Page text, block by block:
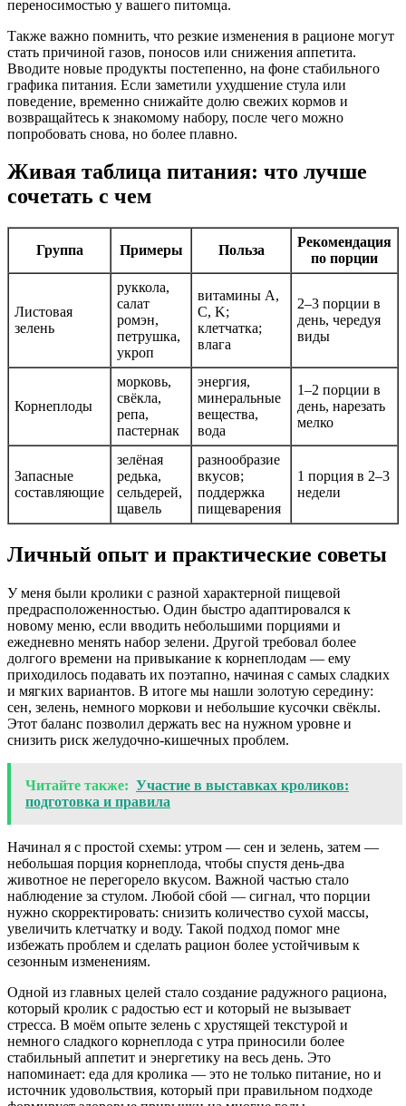
переносимостью у вашего питомца.
Также важно помнить, что резкие изменения в рационе могут
стать причиной газов, поносов или снижения аппетита.
Вводите новые продукты постепенно, на фоне стабильного
графика питания. Если заметили ухудшение стула или
поведение, временно снижайте долю свежих кормов и
возвращайтесь к знакомому набору, после чего можно
попробовать снова, но более плавно.
Живая таблица питания: что лучше
сочетать с чем
Группа Примеры Польза
Рекомендация
по порции
Листовая
зелень
руккола,
салат
ромэн,
петрушка,
укроп
витамины A,
C, K;
клетчатка;
влагa
2–3 порции в
день, чередуя
виды
Корнеплоды
морковь,
свёкла,
репа,
пастернак
энергия,
минеральные
вещества,
вода
1–2 порции в
день, нарезать
мелко
Запасные
составляющие
зелёная
редька,
сельдерей,
щавель
разнообразие
вкусов;
поддержка
пищеварения
1 порция в 2–3
недели
Личный опыт и практические советы
У меня были кролики с разной характерной пищевой
предрасположенностью. Один быстро адаптировался к
новому меню, если вводить небольшими порциями и
ежедневно менять набор зелени. Другой требовал более
долгого времени на привыкание к корнеплодам — ему
приходилось подавать их поэтапно, начиная с самых сладких
и мягких вариантов. В итоге мы нашли золотую середину:
сен, зелень, немного моркови и небольшие кусочки свёклы.
Этот баланс позволил держать вес на нужном уровне и
снизить риск желудочно-кишечных проблем.
Читайте также: Участие в выставках кроликов:
подготовка и правила
Начинал я с простой схемы: утром — сен и зелень, затем —
небольшая порция корнеплода, чтобы спустя день-два
животное не перегорело вкусом. Важной частью стало
наблюдение за стулом. Любой сбой — сигнал, что порции
нужно скорректировать: снизить количество сухой массы,
увеличить клетчатку и воду. Такой подход помог мне
избежать проблем и сделать рацион более устойчивым к
сезонным изменениям.
Одной из главных целей стало создание радужного рациона,
который кролик с радостью ест и который не вызывает
стресса. В моём опыте зелень с хрустящей текстурой и
немного сладкого корнеплода с утра приносили более
стабильный аппетит и энергетику на весь день. Это
напоминает: еда для кролика — это не только питание, но и
источник удовольствия, который при правильном подходе